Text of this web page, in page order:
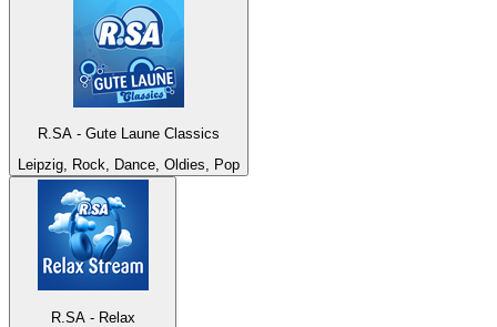
R.SA - Gute Laune Classics
Leipzig, Rock, Dance, Oldies, Pop
R.SA - Relax